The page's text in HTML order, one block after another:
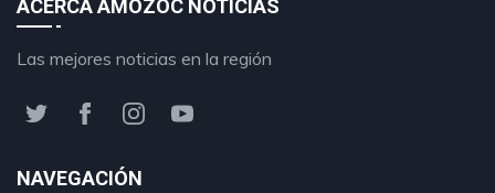
ACERCA AMOZOC NOTICIAS
Las mejores noticias en la región
NAVEGACIÓN